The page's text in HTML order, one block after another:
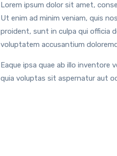
Lorem ipsum dolor sit amet,
Ut enim ad minim veniam, quis
proident, sunt in culpa qui officia
voluptatem accusantium
Eaque ipsa quae ab illo
quia voluptas sit aspernatur aut